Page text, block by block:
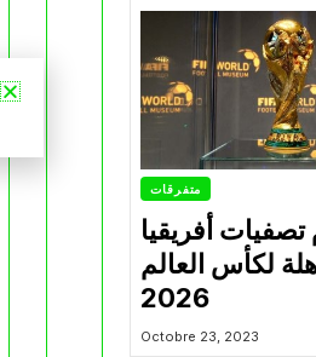
متفرقات
أفريقيا
لكأس العالم
2026
Octobre 23, 2023